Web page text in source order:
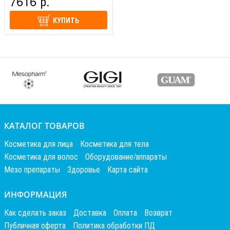
Солнцезащитный увлажняющий крем для лица SPF 30
благодаря компонентам предотвращает появление пигментации,
не оставляет белых пятен на коже, подходит под любой макияж.
В тёплые, солнечные месяцы будьте осторожны с процедурой
проконсультируйтесь у специалиста, и тогда Ваша кожа
порадует Вас более молодым, ухоженным и здоровым видом.
Внимание!
Перед использованием проконсультируйтесь у
КУПИТЬ
КАТАЛОГ ТОВАРОВ
Косметика для лица
Косметика для тела
Косметика для волос
Оборудование/аппараты
Мезо препараты
Здоровье Карта сайта
ИНФОРМАЦИЯ
Как сделать заказ Доставка Оплата
Возврат
Публичная оферта
Политика обработки ПД